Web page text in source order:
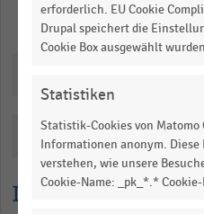
Lesehilfe
1.0725606474820144.
View
table.
Merken
erforderlich. EU Cookie
Drupal speichert die
Cookie Box ausgewählt
Statistiken
Statistik-Cookies von Matomo
Informationen anonym.
verstehen, wie unsere
Cookie-Name: _pk_*.*